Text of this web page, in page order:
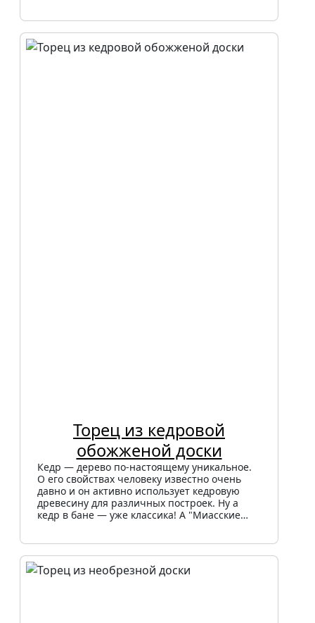
Торец из кедровой
обожженой доски
Кедр — дерево по-настоящему уникальное.
О его свойствах человеку известно очень
давно и он активно использует кедровую
древесину для различных построек. Ну а
кедр в бане — уже классика! А "Миасские…